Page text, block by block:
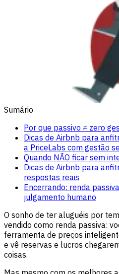
Sumário
Por que passivo ≠ zero
Dicas de Airbnb para
a PriceLabs com gestão
Quando NÃO ficar sem
Dicas de Airbnb para
respostas reais
Encerrando: renda
julgamento humano
O sonho de ter aluguéis por
vendido como renda passiva:
ferramenta de preços
e vê reservas e lucros
coisas.